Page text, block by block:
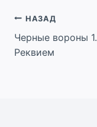
Навигация
по
НАЗАД
Черные вороны 1.
Реквием